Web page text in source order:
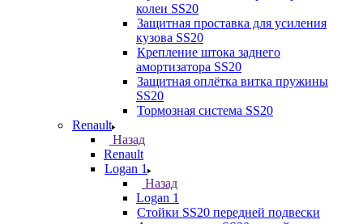
колеи SS20
Защитная проставка для усиления
кузова SS20
Крепление штока заднего
амортизатора SS20
Защитная оплётка витка пружины
SS20
Тормозная система SS20
Renault
Назад
Renault
Logan 1
Назад
Logan 1
Стойки SS20 передней подвески